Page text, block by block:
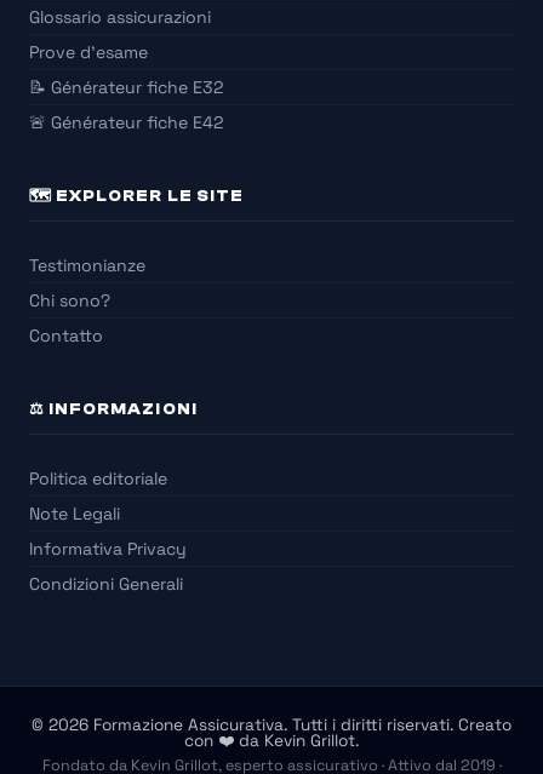
Glossario assicurazioni
Prove d'esame
📝 Générateur fiche E32
🚨 Générateur fiche E42
🗺️ EXPLORER LE SITE
Testimonianze
Chi sono?
Contatto
⚖️ INFORMAZIONI
Politica editoriale
Note Legali
Informativa Privacy
Condizioni Generali
© 2026 Formazione Assicurativa. Tutti i diritti riservati. Creato
con ❤️ da Kevin Grillot.
Fondato da Kevin Grillot, esperto assicurativo · Attivo dal 2019 ·